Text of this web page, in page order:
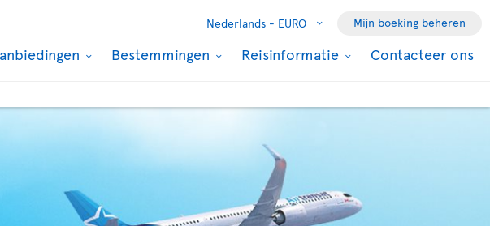
Nederlands - EURO Mijn boeking beheren
Bestemmingen Reisinformatie Contacteer ons